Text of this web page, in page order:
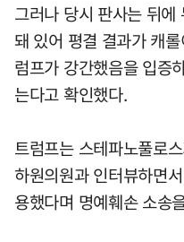
그러나 당시 판사는 뒤
돼 있어 평결 결과가 캐
럼프가 강간했음을 입증
는다고 확인했다.
트럼프는 스테파노풀로
하원의원과 인터뷰하면
용했다며 명예훼손 소송